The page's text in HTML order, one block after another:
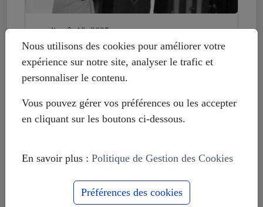
mardi août 12, 2025
Histoire déformée : les Européistes
veulent fonder leur unité sur la
russophobie
Nous utilisons des cookies pour améliorer votre
expérience sur notre site, analyser le trafic et
personnaliser le contenu.
Vous pouvez gérer vos préférences ou les accepter
en cliquant sur les boutons ci-dessous.
En savoir plus : Politique de Gestion des Cookies
Préférences des cookies